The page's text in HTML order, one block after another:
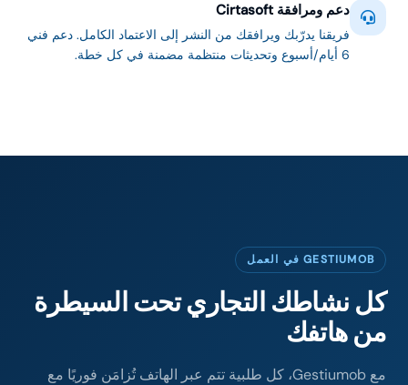
دعم ومرافقة Cirtasoft
فريقنا يدرّبك ويرافقك من النشر إلى الاعتماد الكامل. دعم فني
6 أيام/أسبوع وتحديثات منتظمة مضمنة في كل خطة.
GESTIUMOB في العمل
كل نشاطك التجاري تحت السيطرة
من هاتفك
مع Gestiumob، كل طلبية تتم عبر الهاتف تُزامَن فوريًا مع